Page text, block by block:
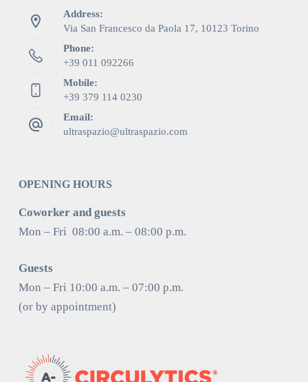
Address:
Via San Francesco da Paola 17, 10123 Torino
Phone:
+39 011 092266
Mobile:
+39 379 114 0230
Email:
ultraspazio@ultraspazio.com
OPENING HOURS
Coworker and guests
Mon – Fri 08:00 a.m. – 08:00 p.m.
Guests
Mon – Fri 10:00 a.m. – 07:00 p.m.
(or by appointment)